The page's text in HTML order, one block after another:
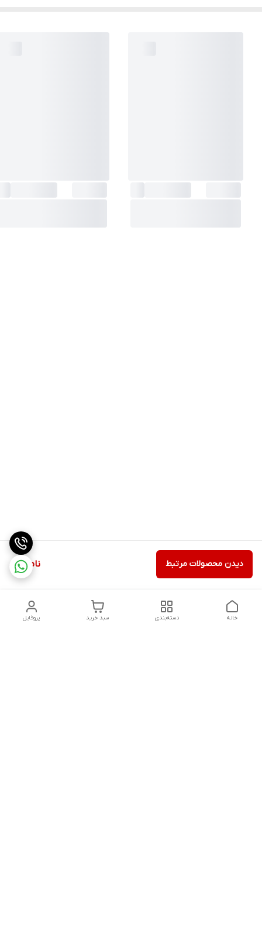
ناموجود دیدن محصولات مرتبط
پروفایل سبد خرید دسته‌بندی خانه